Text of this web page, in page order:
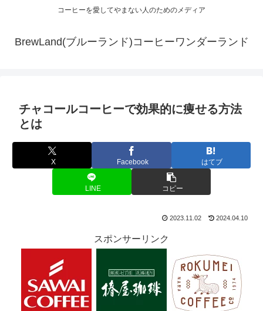
コーヒーを愛してやまない人のためのメディア
BrewLand(ブルーランド)コーヒーワンダーランド
チャコールコーヒーで効果的に痩せる方法
とは
X Facebook はてブ
LINE コピー
2023.11.02 2024.04.10
スポンサーリンク